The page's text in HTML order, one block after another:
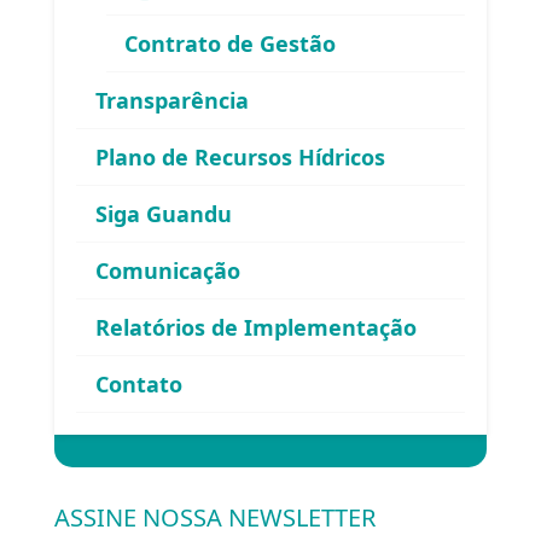
Contrato de Gestão
Transparência
Plano de Recursos Hídricos
Siga Guandu
Comunicação
Relatórios de Implementação
Contato
do Comitê Guandu-RJ
Esqueceu sua senha?
ASSINE NOSSA NEWSLETTER